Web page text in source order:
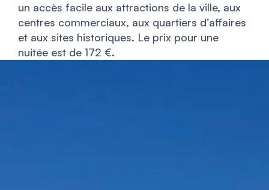
un accès facile aux attractions de la ville, aux
centres commerciaux, aux quartiers d’affaires
et aux sites historiques. Le prix pour une
nuitée est de 172 €.